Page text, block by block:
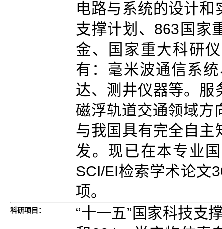
电路与系统的设计和
支撑计划、863国家
金、国家重大科研
有：毫米波通信系
达、测井仪器等。服
磁浮轨道交通领域方
与我国具有完全自主
发。现已在本专业
SCI/EI检索学术论文
项。
科研项目：
“十一五”国家科技支